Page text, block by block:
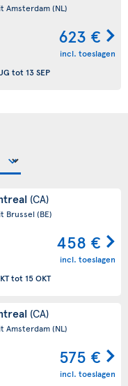
Amsterdam(NL)
623 €
incl. toeslagen
tot 13 SEP
(CA)
Brussel(BE)
458 €
incl. toeslagen
tot 15 OKT
(CA)
Amsterdam(NL)
575 €
incl. toeslagen